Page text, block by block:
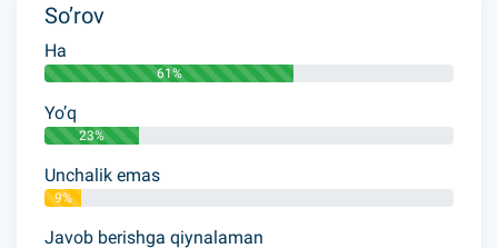
So’rov
Ha
61%
Yo’q
23%
Unchalik emas
9%
Javob berishga qiynalaman